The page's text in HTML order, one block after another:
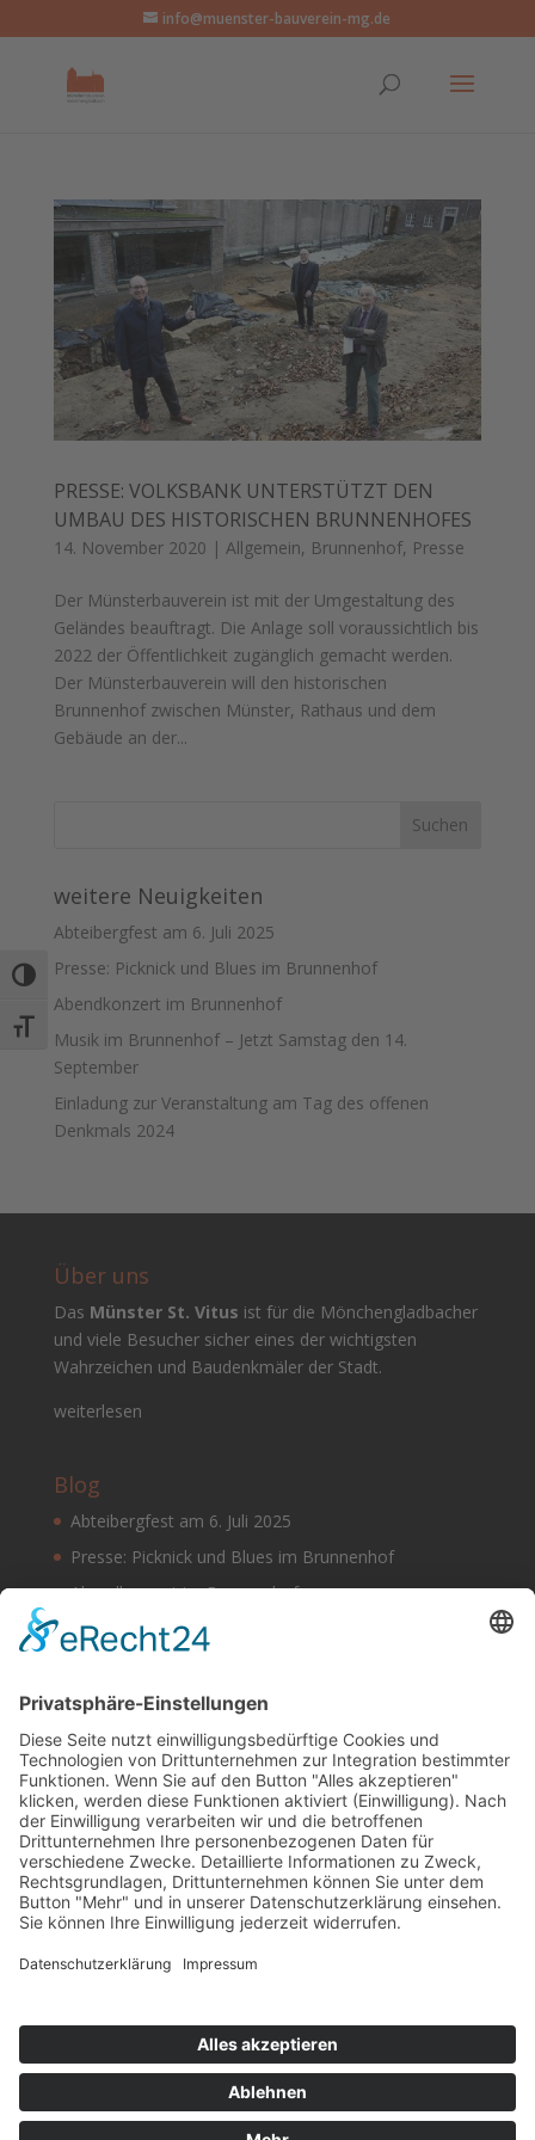
Umschalten auf hohe Kontraste
Schrift vergrößern
info@muenster-bauverein-mg.de
PRESSE: VOLKSBANK UNTERSTÜTZT DEN
UMBAU DES HISTORISCHEN BRUNNENHOFES
14. November 2020 | Allgemein, Brunnenhof, Presse
Der Münsterbauverein ist mit der Umgestaltung des
Geländes beauftragt. Die Anlage soll voraussichtlich bis
2022 der Öffentlichkeit zugänglich gemacht werden.
Der Münsterbauverein will den historischen
Brunnenhof zwischen Münster, Rathaus und dem
Gebäude an der...
weitere Neuigkeiten
Abteibergfest am 6. Juli 2025
Presse: Picknick und Blues im Brunnenhof
Abendkonzert im Brunnenhof
Musik im Brunnenhof – Jetzt Samstag den 14.
September
Einladung zur Veranstaltung am Tag des offenen
Denkmals 2024
Über uns
Das Münster St. Vitus ist für die Mönchengladbacher
und viele Besucher sicher eines der wichtigsten
Wahrzeichen und Baudenkmäler der Stadt.
weiterlesen
Blog
Abteibergfest am 6. Juli 2025
Presse: Picknick und Blues im Brunnenhof
Abendkonzert im Brunnenhof
Musik im Brunnenhof – Jetzt Samstag den 14.
September
Einladung zur Veranstaltung am Tag des offenen
Denkmals 2024
Suchen & Finden Datenschutz
Cookie-Einstellungen
Impressum Datenschutz